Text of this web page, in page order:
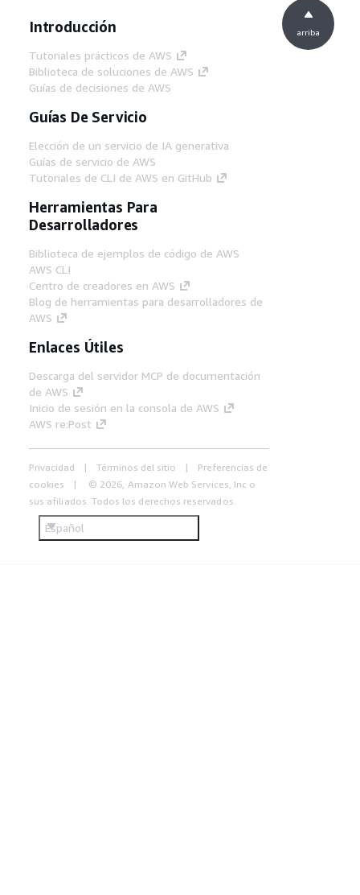
Introducción
Tutoriales prácticos de AWS
Biblioteca de soluciones de AWS
Guías de decisiones de AWS
Guías De Servicio
Elección de un servicio de IA generativa
Guías de servicio de AWS
Tutoriales de CLI de AWS en GitHub
Herramientas Para
Desarrolladores
Biblioteca de ejemplos de código de AWS
AWS CLI
Centro de creadores en AWS
Blog de herramientas para desarrolladores de
AWS
Enlaces Útiles
Descarga del servidor MCP de documentación
de AWS
Inicio de sesión en la consola de AWS
AWS re:Post
Privacidad Términos del sitio
Preferencias de
cookies
© 2026, Amazon Web Services, Inc o
sus afiliados. Todos los derechos reservados.
Español
arriba